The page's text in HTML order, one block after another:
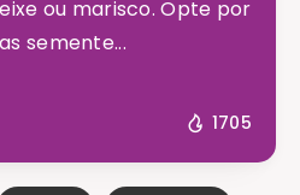
ou marisco. Opte por
semente...
1705